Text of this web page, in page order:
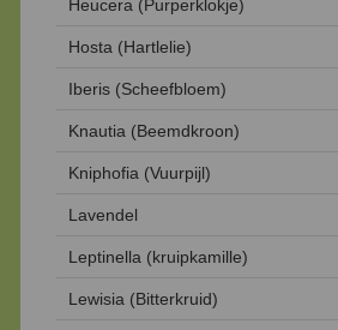
Heucera (Purperklokje)
Hosta (Hartlelie)
Iberis (Scheefbloem)
Knautia (Beemdkroon)
Kniphofia (Vuurpijl)
Lavendel
Leptinella (kruipkamille)
Lewisia (Bitterkruid)